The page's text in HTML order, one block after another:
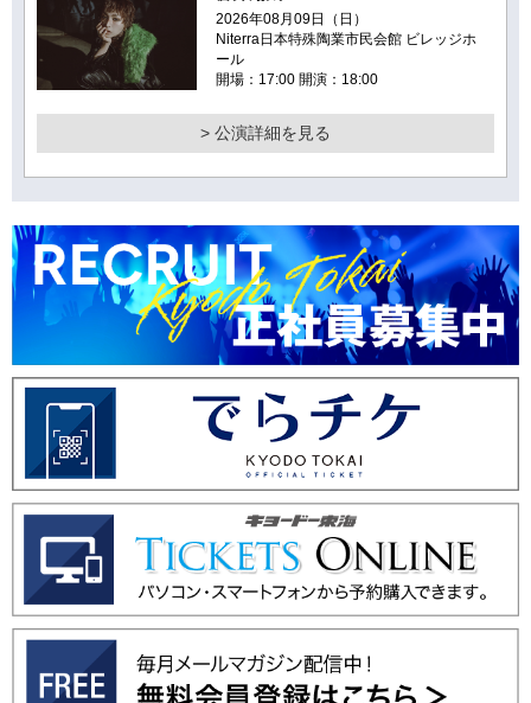
2026年08月09日（日）
Niterra日本特殊陶業市民会館 ビレッジホ
ール
開場：17:00 開演：18:00
> 公演詳細を見る